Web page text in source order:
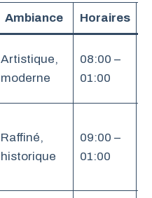
Ambiance Horaires
Artistique,
moderne
08:00 –
01:00
Raffiné,
historique
09:00 –
01:00